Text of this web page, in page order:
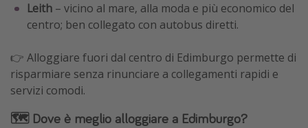
Leith – vicino al mare, alla moda e più economico del
centro; ben collegato con autobus diretti.
👉 Alloggiare fuori dal centro di Edimburgo permette di
risparmiare senza rinunciare a collegamenti rapidi e
servizi comodi.
🗺️ Dove è meglio alloggiare a Edimburgo?